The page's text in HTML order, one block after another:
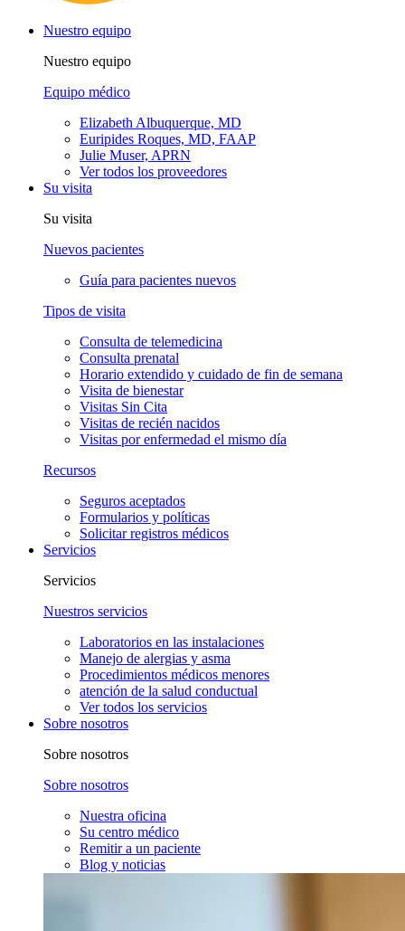
Nuestro equipo
Nuestro equipo
Equipo médico
Elizabeth Albuquerque, MD
Euripides Roques, MD, FAAP
Julie Muser, APRN
Ver todos los proveedores
Su visita
Su visita
Nuevos pacientes
Guía para pacientes nuevos
Tipos de visita
Consulta de telemedicina
Consulta prenatal
Horario extendido y cuidado de fin de semana
Visita de bienestar
Visitas Sin Cita
Visitas de recién nacidos
Visitas por enfermedad el mismo día
Recursos
Seguros aceptados
Formularios y políticas
Solicitar registros médicos
Servicios
Servicios
Nuestros servicios
Laboratorios en las instalaciones
Manejo de alergias y asma
Procedimientos médicos menores
atención de la salud conductual
Ver todos los servicios
Sobre nosotros
Sobre nosotros
Sobre nosotros
Nuestra oficina
Su centro médico
Remitir a un paciente
Blog y noticias